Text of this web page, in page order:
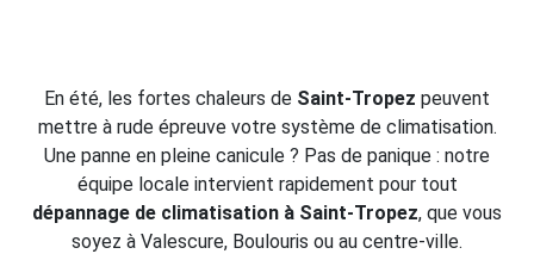
En été, les fortes chaleurs de Saint-Tropez peuvent
mettre à rude épreuve votre système de climatisation.
Une panne en pleine canicule ? Pas de panique : notre
équipe locale intervient rapidement pour tout
dépannage de climatisation à Saint-Tropez, que vous
soyez à Valescure, Boulouris ou au centre-ville.